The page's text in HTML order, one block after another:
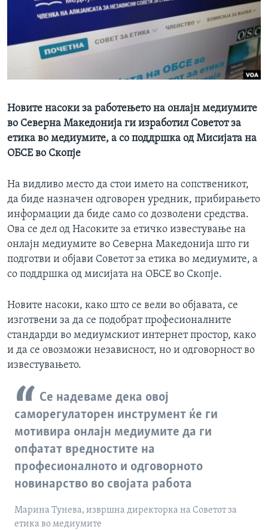
ИНТЕРВЈУА
Јазици
Новите насоки за работењето на онлајн медиумите
во Северна Македонија ги изработил Советот за
етика во медиумите, а со поддршка од Мисијата на
ОБСЕ во Скопје
На видливо место да стои името на сопственикот,
да биде назначен одговорен уредник, прибирањето
информации да биде само со дозволени средства.
Ова се дел од Насоките за етичко известување на
онлајн медиумите во Северна Македонија што ги
подготви и објави Советот за етика во медиумите, а
со поддршка од мисијата на ОБСЕ во Скопје.
Новите насоки, како што се вели во објавата, се
изготвени за да се подобрат професионалните
стандарди во медиумскиот интернет простор, како
и да се овозможи независност, но и одговорност во
известувањето.
Се надеваме дека овој
саморегулаторен инструмент ќе ги
мотивира онлајн медиумите да ги
опфатат вредностите на
професионалното и одговорното
новинарство во својата работа
Марина Тунева, извршна директорка на Советот за
етика во медиумите